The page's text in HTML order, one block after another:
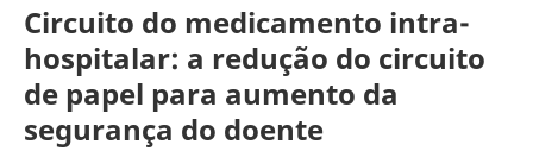
Circuito do medicamento intra-
hospitalar: a redução do circuito
de papel para aumento da
segurança do doente